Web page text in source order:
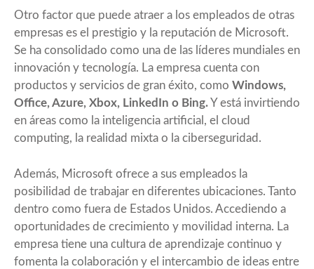
Otro factor que puede atraer a los empleados de otras
empresas es el prestigio y la reputación de Microsoft.
Se ha consolidado como una de las líderes mundiales en
innovación y tecnología. La empresa cuenta con
productos y servicios de gran éxito, como Windows,
Office, Azure, Xbox, LinkedIn o Bing. Y está invirtiendo
en áreas como la inteligencia artificial, el cloud
computing, la realidad mixta o la ciberseguridad.
Además, Microsoft ofrece a sus empleados la
posibilidad de trabajar en diferentes ubicaciones. Tanto
dentro como fuera de Estados Unidos. Accediendo a
oportunidades de crecimiento y movilidad interna. La
empresa tiene una cultura de aprendizaje continuo y
fomenta la colaboración y el intercambio de ideas entre